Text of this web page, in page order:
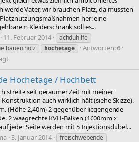
werde Vater, wir brauchen Platz, da mussten
her: eine
Kleiderschrank soll es...
11. Februar 2014
achduhilfe
bauen holz
hochetage
Antworten: 6
Hochetage / Hochbett
streite seit geraumer Zeit mit meiner
auch wirklich hält (siehe Skizze).
(Höhe 2,40m) 2 gegenüber liegengende
2 waagrechte KVH-Balken (1600mm x
jeder Seite werden mit 5 Injektionsdübel...
3. Januar 2014
freischwebende